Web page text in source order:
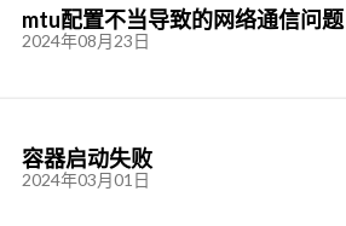
mtu配置不当导致的网络通信问题
2024年08月23日
容器启动失败
2024年03月01日